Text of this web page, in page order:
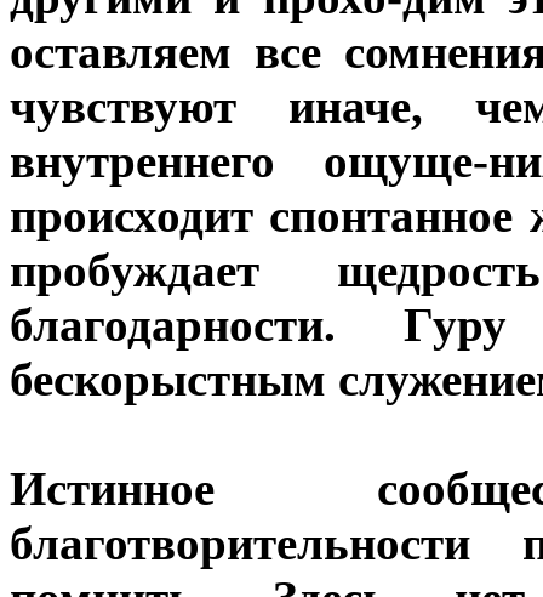
оставляем все
чувствуют иначе,
внутреннего ощуще-
происходит
пробуждает
благодарности.
бескорыстным
Истинное